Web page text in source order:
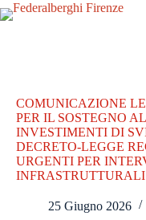
Salta
al
COMUNICAZIONE
PER IL SOSTEGNO
INVESTIMENTI DI
DECRETO-LEGGE
URGENTI PER
25 Giugno 2026